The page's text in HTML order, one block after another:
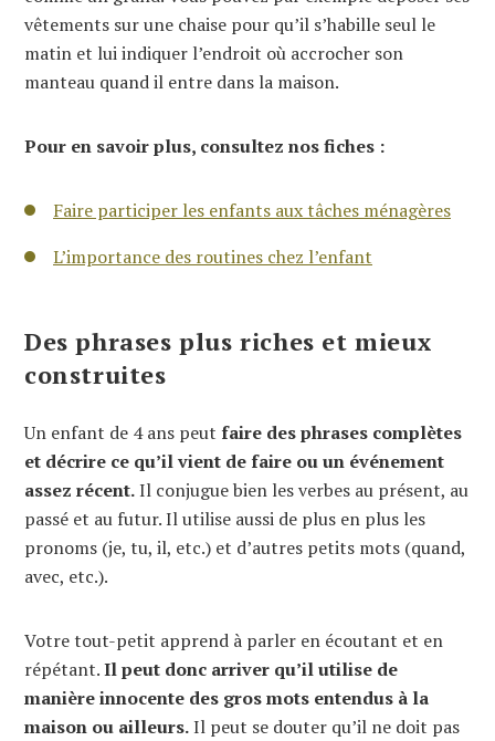
vêtements sur une chaise pour qu’il s’habille seul le
matin et lui indiquer l’endroit où accrocher son
manteau quand il entre dans la maison.
Pour en savoir plus, consultez nos fiches :
Faire participer les enfants aux tâches ménagères
L’importance des routines chez l’enfant
Des phrases plus riches et mieux
construites
Un enfant de 4 ans peut faire des phrases complètes
et décrire ce qu’il vient de faire ou un événement
assez récent.Il conjugue bien les verbes au présent, au
passé et au futur. Il utilise aussi de plus en plus les
pronoms (je, tu, il, etc.) et d’autres petits mots (quand,
avec, etc.).
Votre tout-petit apprend à parler en écoutant et en
répétant.Il peut donc arriver qu’il utilise de
manière innocente des gros mots entendus à la
maison ou ailleurs.Il peut se douter qu’il ne doit pas